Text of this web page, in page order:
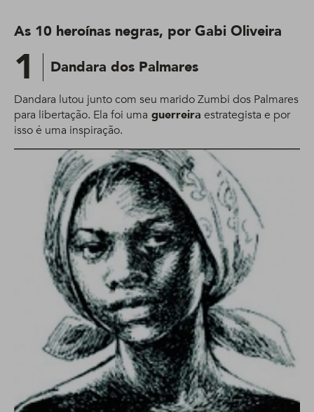
As 10 heroínas negras, por Gabi Oliveira
1 Dandara dos Palmares
Dandara lutou junto com seu marido Zumbi dos Palmares
para libertação. Ela foi uma guerreira estrategista e por
isso é uma inspiração.